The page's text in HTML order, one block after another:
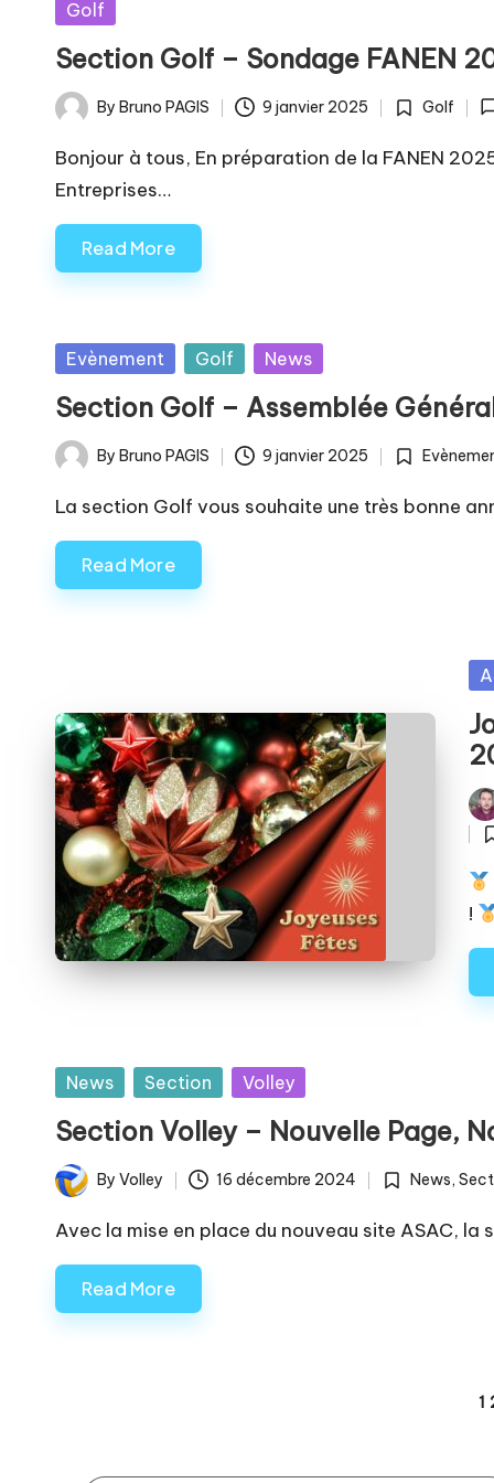
Posted
Golf
Section Golf – Sondage FANEN
Posted
by
By Bruno PAGIS 9 janvier 2025
Posted
in
Golf
Bonjour à tous, En préparation de la FANEN
Entreprises…
Read More
Posted
Evènement Golf News
Section Golf – Assemblée
Posted
by
By Bruno PAGIS 9 janvier 2025
Posted
Tags:
La section Golf vous souhaite une très bonne
Read More
by
in
!
Posted
News Section Volley
Section Volley – Nouvelle Page,
Posted
by
By Volley 16 décembre 2024
Posted
News,
Avec la mise en place du nouveau site ASAC,
Read More
1